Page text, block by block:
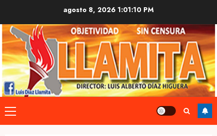
content
agosto 8, 20261:01:11 PM
Primary
Menu